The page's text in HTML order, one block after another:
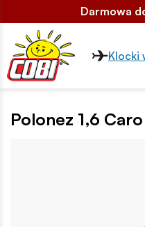
Darmowa
Klocki
Polonez 1,6 Caro